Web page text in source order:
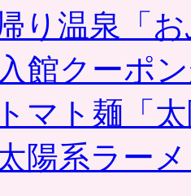
り温泉「
館クーポ
マト麺「
陽系ラー